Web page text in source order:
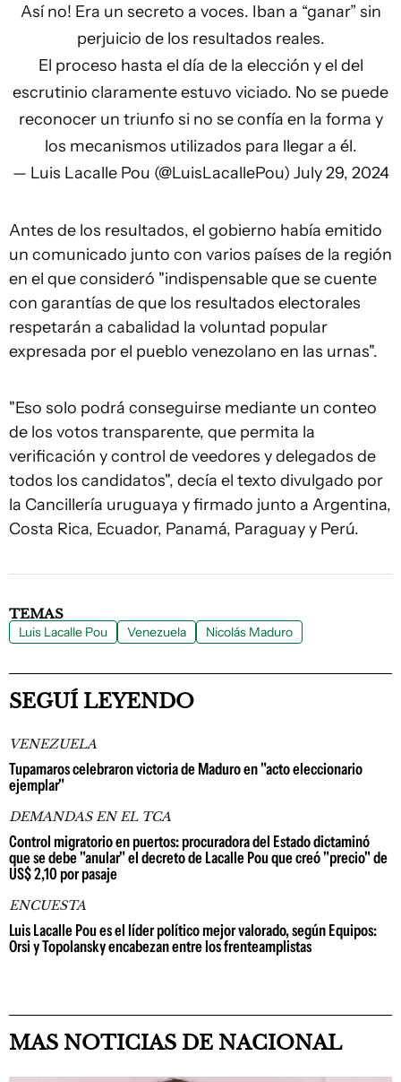
Así no! Era un secreto a voces. Iban a “ganar” sin
perjuicio de los resultados reales.
El proceso hasta el día de la elección y el del
escrutinio claramente estuvo viciado. No se puede
reconocer un triunfo si no se confía en la forma y
los mecanismos utilizados para llegar a él.
— Luis Lacalle Pou (@LuisLacallePou) July 29, 2024
Antes de los resultados, el gobierno había emitido
un comunicado junto con varios países de la región
en el que consideró "indispensable que se cuente
con garantías de que los resultados electorales
respetarán a cabalidad la voluntad popular
expresada por el pueblo venezolano en las urnas".
"Eso solo podrá conseguirse mediante un conteo
de los votos transparente, que permita la
verificación y control de veedores y delegados de
todos los candidatos", decía el texto divulgado por
la Cancillería uruguaya y firmado junto a Argentina,
Costa Rica, Ecuador, Panamá, Paraguay y Perú.
TEMAS
Luis Lacalle Pou Venezuela Nicolás Maduro
SEGUÍ LEYENDO
VENEZUELA
Tupamaros celebraron victoria de Maduro en "acto eleccionario
ejemplar"
DEMANDAS EN EL TCA
Control migratorio en puertos: procuradora del Estado dictaminó
que se debe "anular" el decreto de Lacalle Pou que creó "precio" de
US$ 2,10 por pasaje
ENCUESTA
Luis Lacalle Pou es el líder político mejor valorado, según Equipos:
Orsi y Topolansky encabezan entre los frenteamplistas
MAS NOTICIAS DE NACIONAL